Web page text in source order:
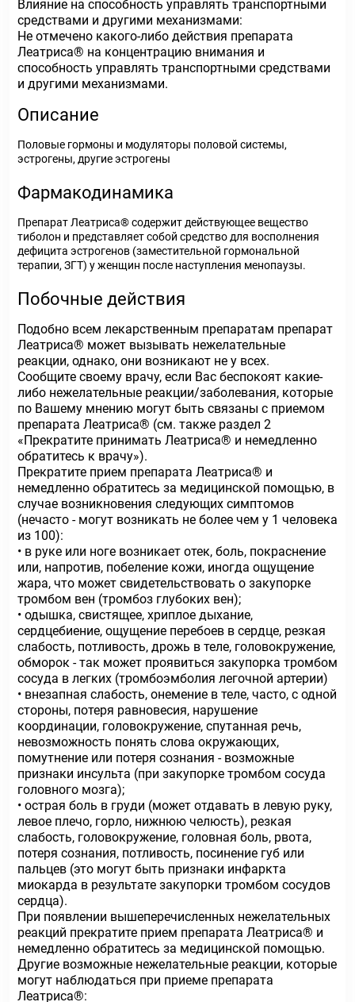
Влияние на способность управлять транспортными
средствами и другими механизмами:
Не отмечено какого-либо действия препарата
Леатриса® на концентрацию внимания и
способность управлять транспортными средствами
и другими механизмами.
Описание
Половые гормоны и модуляторы половой системы,
эстрогены, другие эстрогены
Фармакодинамика
Препарат Леатриса® содержит действующее вещество
тиболон и представляет собой средство для восполнения
дефицита эстрогенов (заместительной гормональной
терапии, ЗГТ) у женщин после наступления менопаузы.
Побочные действия
Подобно всем лекарственным препаратам препарат
Леатриса® может вызывать нежелательные
реакции, однако, они возникают не у всех.
Сообщите своему врачу, если Вас беспокоят какие-
либо нежелательные реакции/заболевания, которые
по Вашему мнению могут быть связаны с приемом
препарата Леатриса® (см. также раздел 2
«Прекратите принимать Леатриса® и немедленно
обратитесь к врачу»).
Прекратите прием препарата Леатриса® и
немедленно обратитесь за медицинской помощью, в
случае возникновения следующих симптомов
(нечасто - могут возникать не более чем у 1 человека
из 100):
• в руке или ноге возникает отек, боль, покраснение
или, напротив, побеление кожи, иногда ощущение
жара, что может свидетельствовать о закупорке
тромбом вен (тромбоз глубоких вен);
• одышка, свистящее, хриплое дыхание,
сердцебиение, ощущение перебоев в сердце, резкая
слабость, потливость, дрожь в теле, головокружение,
обморок - так может проявиться закупорка тромбом
сосуда в легких (тромбоэмболия легочной артерии)
• внезапная слабость, онемение в теле, часто, с одной
стороны, потеря равновесия, нарушение
координации, головокружение, спутанная речь,
невозможность понять слова окружающих,
помутнение или потеря сознания - возможные
признаки инсульта (при закупорке тромбом сосуда
головного мозга);
• острая боль в груди (может отдавать в левую руку,
левое плечо, горло, нижнюю челюсть), резкая
слабость, головокружение, головная боль, рвота,
потеря сознания, потливость, посинение губ или
пальцев (это могут быть признаки инфаркта
миокарда в результате закупорки тромбом сосудов
сердца).
При появлении вышеперечисленных нежелательных
реакций прекратите прием препарата Леатриса® и
немедленно обратитесь за медицинской помощью.
Другие возможные нежелательные реакции, которые
могут наблюдаться при приеме препарата
Леатриса®: